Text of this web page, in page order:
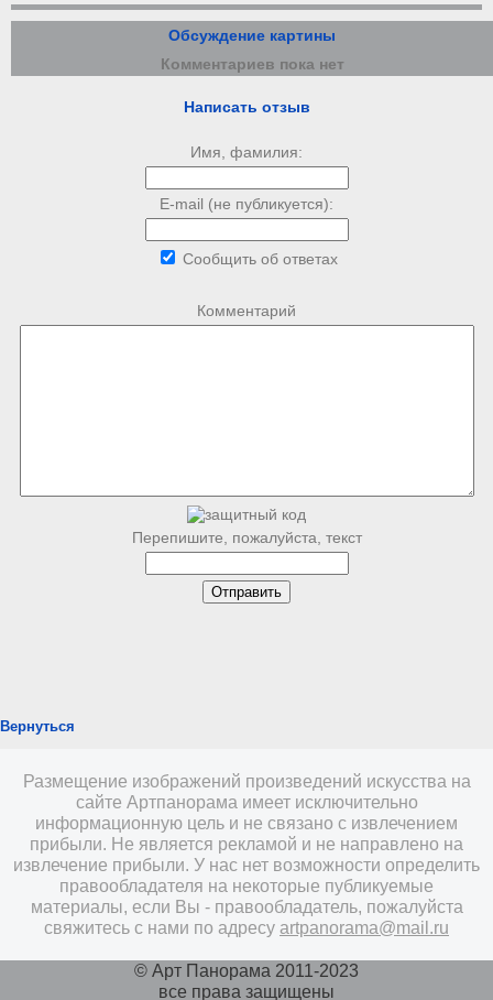
Обсуждение картины
Комментариев пока нет
Написать отзыв
Имя, фамилия:
E-mail (не публикуется):
Сообщить об ответах
Комментарий
Перепишите, пожалуйста, текст
Вернуться
Размещение изображений произведений искусства на
сайте Артпанорама имеет исключительно
информационную цель и не связано с извлечением
прибыли. Не является рекламой и не направлено на
извлечение прибыли. У нас нет возможности определить
правообладателя на некоторые публикуемые
материалы, если Вы - правообладатель, пожалуйста
свяжитесь с нами по адресу artpanorama@mail.ru
© Арт Панорама 2011-2023
все права защищены